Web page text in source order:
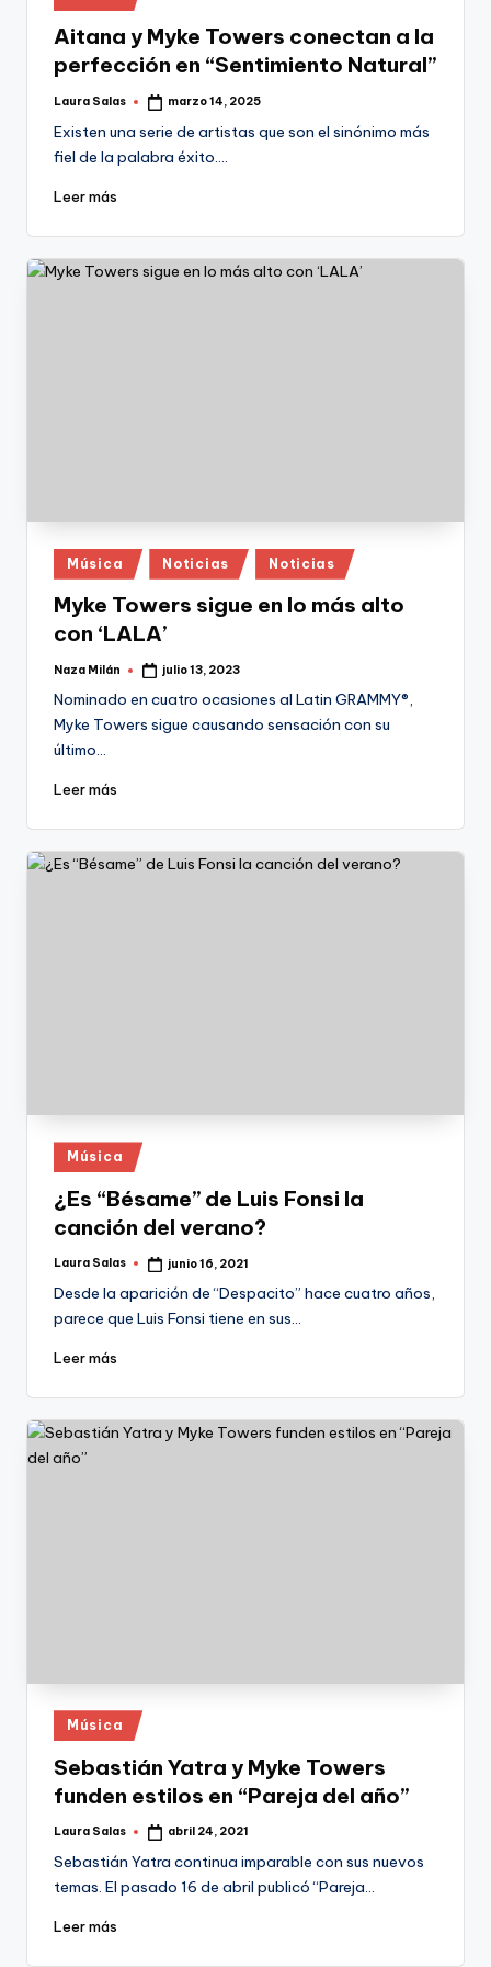
en
Aitana y Myke Towers conectan a la
perfección en “Sentimiento Natural”
Publicado
Laura Salas marzo 14, 2025
Existen una serie de artistas que son el sinónimo más
fiel de la palabra éxito.…
Leer más
Publicado
en
Música Noticias Noticias
Myke Towers sigue en lo más alto
con ‘LALA’
Publicado
Naza Milán julio 13, 2023
Nominado en cuatro ocasiones al Latin GRAMMY®,
Myke Towers sigue causando sensación con su
último…
Leer más
Publicado
en
Música
¿Es “Bésame” de Luis Fonsi la
canción del verano?
Publicado
Laura Salas junio 16, 2021
Desde la aparición de “Despacito” hace cuatro años,
parece que Luis Fonsi tiene en sus…
Leer más
Publicado
en
Música
Sebastián Yatra y Myke Towers
funden estilos en “Pareja del año”
Publicado
Laura Salas abril 24, 2021
Sebastián Yatra continua imparable con sus nuevos
temas. El pasado 16 de abril publicó “Pareja…
Leer más